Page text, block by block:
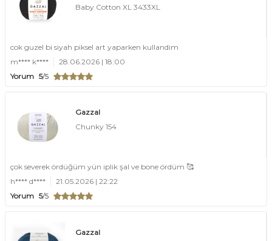
Baby Cotton XL 3433XL
cok guzel bi siyah piksel art yaparken kullandim
m**** k****
28.06.2026 | 18:00
Yorum 5/5
Gazzal
Chunky 154
çok severek ördüğüm yün iplik şal ve bone ördüm 🥰
h**** d****
21.05.2026 | 22:22
Yorum 5/5
Gazzal